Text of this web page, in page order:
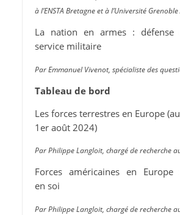
à l’ENSTA Bretagne et à l’Université Grenoble
La nation en armes : défense
service militaire
Par Emmanuel Vivenot, spécialiste des
Tableau de bord
Les forces terrestres en Europe (au
1er août 2024)
Par Philippe Langloit, chargé de recherche
Forces américaines en
en soi
Par Philippe Langloit, chargé de recherche